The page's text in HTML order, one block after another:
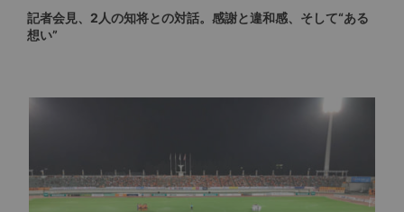
記者会見、2人の知将との対話。感謝と違和感、そして“ある
想い”